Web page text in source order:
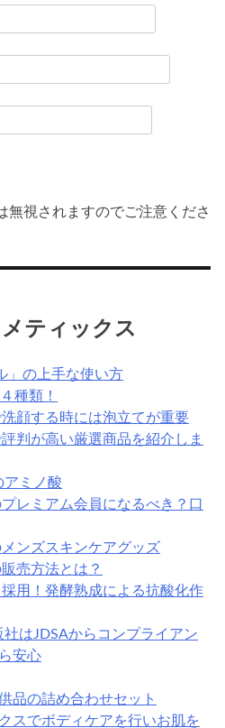
無視されますのでご注意くださ
ティックス
」の上手な使い方
種類！
顔する時には泡立てが重要
判が高い厳選商品を紹介しま
アミノ酸
レミアム会員になるべき？口
ンズスキンケアグッズ
売方法とは？
用！発酵熟成による抗酸化作
社はJDSAからコンプライアン
安心
品の詰め合わせセット
スでボディケアを行いお肌を